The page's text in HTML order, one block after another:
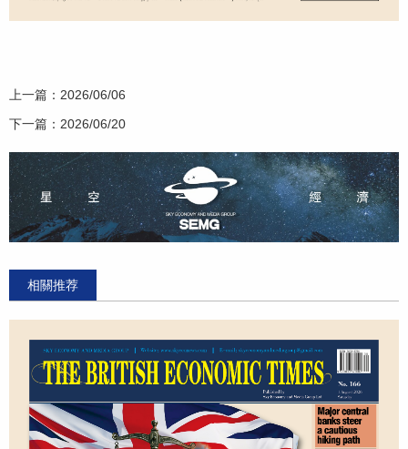
上一篇： 2026/06/06
下一篇： 2026/06/20
相關推荐